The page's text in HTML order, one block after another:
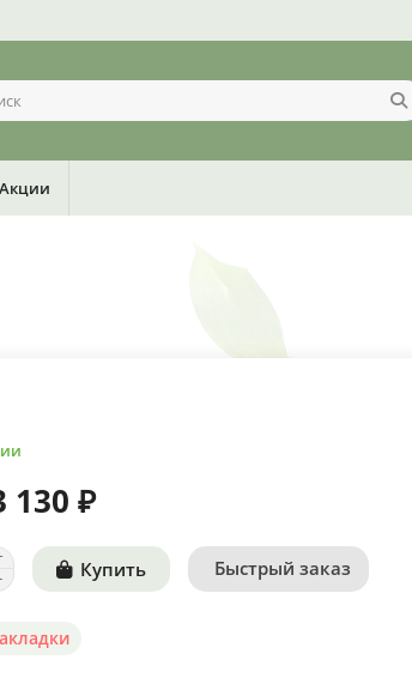
Акции
130 ₽
Купить Быстрый заказ